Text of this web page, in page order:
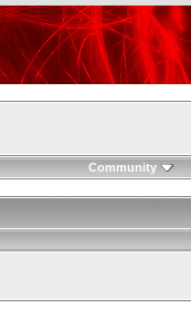
Community